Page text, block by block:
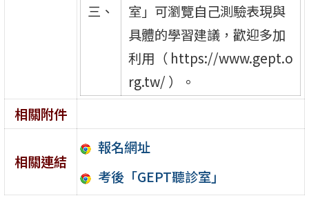
三、
室」可瀏覽自己測驗表現與
具體的學習建議，歡迎多加
利用（ https://www.gept.o
rg.tw/ ）。
相關附件
相關連結
報名網址
考後「GEPT聽診室」